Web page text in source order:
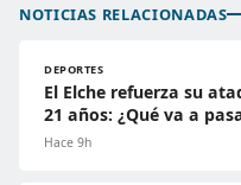
NOTICIAS RELACIONADAS
DEPORTES
El Elche refuerza su
21 años: ¿Qué va a
Hace 9h